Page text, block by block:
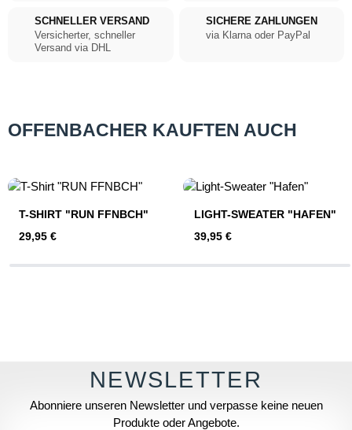
SCHNELLER VERSAND
Versicherter, schneller
Versand via DHL
SICHERE ZAHLUNGEN
via Klarna oder PayPal
OFFENBACHER KAUFTEN AUCH
T-SHIRT "RUN FFNBCH"
Regulärer Preis:
29,95 €
LIGHT-SWEATER "HAFEN"
Regulärer Preis:
39,95 €
Abonniere unseren Newsletter und verpasse keine neuen
Produkte oder Angebote.